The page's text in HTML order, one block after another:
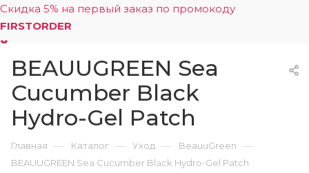
Скидка 5% на первый заказ по промокоду
FIRSTORDER
0
BEAUUGREEN Sea
Cucumber Black
Hydro-Gel Patch
Главная — Каталог — Уход — BeauuGreen —
BEAUUGREEN Sea Cucumber Black Hydro-Gel Patch